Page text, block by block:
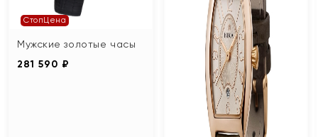
СтопЦена
Мужские золотые часы
281 590 ₽